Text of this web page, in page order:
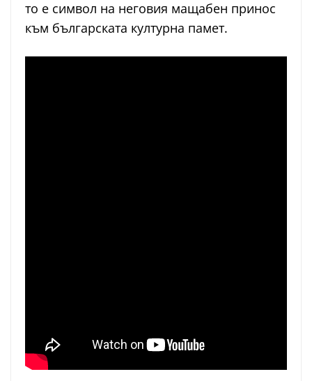
то е символ на неговия мащабен принос
към българската културна памет.